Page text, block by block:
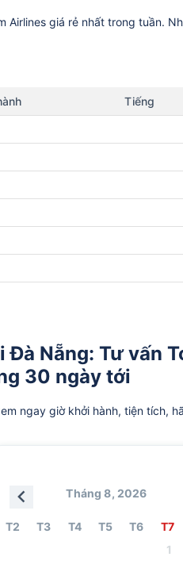
Airlines giá rẻ nhất trong tuần.
Tiếng
Đà Nẵng: Tư vấn
30 ngày tới
ngay giờ khởi hành, tiện tích,
Tháng 8, 2026
T2 T3 T4 T5 T6 T7
1